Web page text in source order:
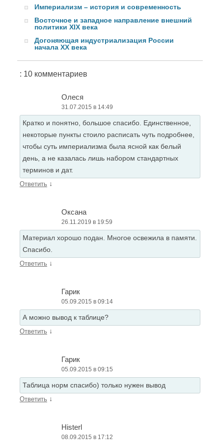
Империализм – история и современность
Восточное и западное направление внешний
политики XIX века
Догоняющая индустриализация России
начала XX века
: 10 комментариев
Олеся
31.07.2015 в 14:49
Кратко и понятно, большое спасибо. Единственное,
некоторые пункты стоило расписать чуть подробнее,
чтобы суть империализма была ясной как белый
день, а не казалась лишь набором стандартных
терминов и дат.
Ответить ↓
Оксана
26.11.2019 в 19:59
Материал хорошо подан. Многое освежила в памяти.
Спасибо.
Ответить ↓
Гарик
05.09.2015 в 09:14
А можно вывод к таблице?
Ответить ↓
Гарик
05.09.2015 в 09:15
Таблица норм спасибо) только нужен вывод
Ответить ↓
Histerl
08.09.2015 в 17:12